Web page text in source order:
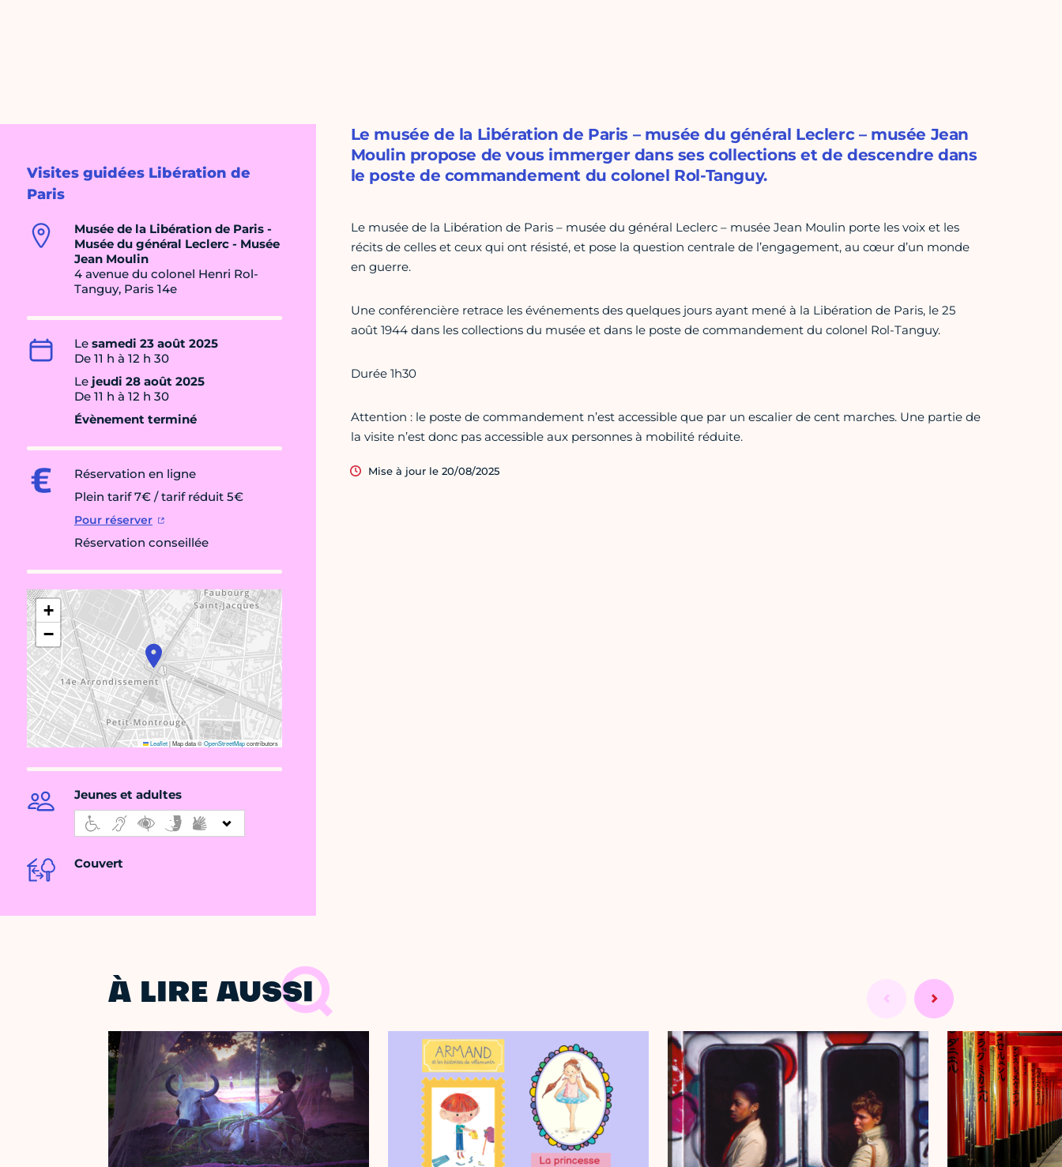
Visites guidées Libération de
Paris
Musée de la Libération de Paris -
Musée du général Leclerc - Musée
Jean Moulin
4 avenue du colonel Henri Rol-
Tanguy, Paris 14e
Le samedi 23 août 2025
De 11 h à 12 h 30
Le jeudi 28 août 2025
De 11 h à 12 h 30
Évènement terminé
Réservation en ligne
Plein tarif 7€ / tarif réduit 5€
Pour réserver
Réservation conseillée
+
−
Leaflet|Map data ©OpenStreetMapcontributors
Jeunes et adultes
Couvert
Le musée de la Libération de Paris – musée du général Leclerc – musée Jean
Moulin propose de vous immerger dans ses collections et de descendre dans
le poste de commandement du colonel Rol-Tanguy.
Le musée de la Libération de Paris – musée du général Leclerc – musée Jean Moulin porte les voix et les
récits de celles et ceux qui ont résisté, et pose la question centrale de l’engagement, au cœur d’un monde
en guerre.
Une conférencière retrace les événements des quelques jours ayant mené à la Libération de Paris, le 25
août 1944 dans les collections du musée et dans le poste de commandement du colonel Rol-Tanguy.
Durée 1h30
Attention : le poste de commandement n’est accessible que par un escalier de cent marches. Une partie de
la visite n’est donc pas accessible aux personnes à mobilité réduite.
Mise à jour le 20/08/2025
À LIRE AUSSI